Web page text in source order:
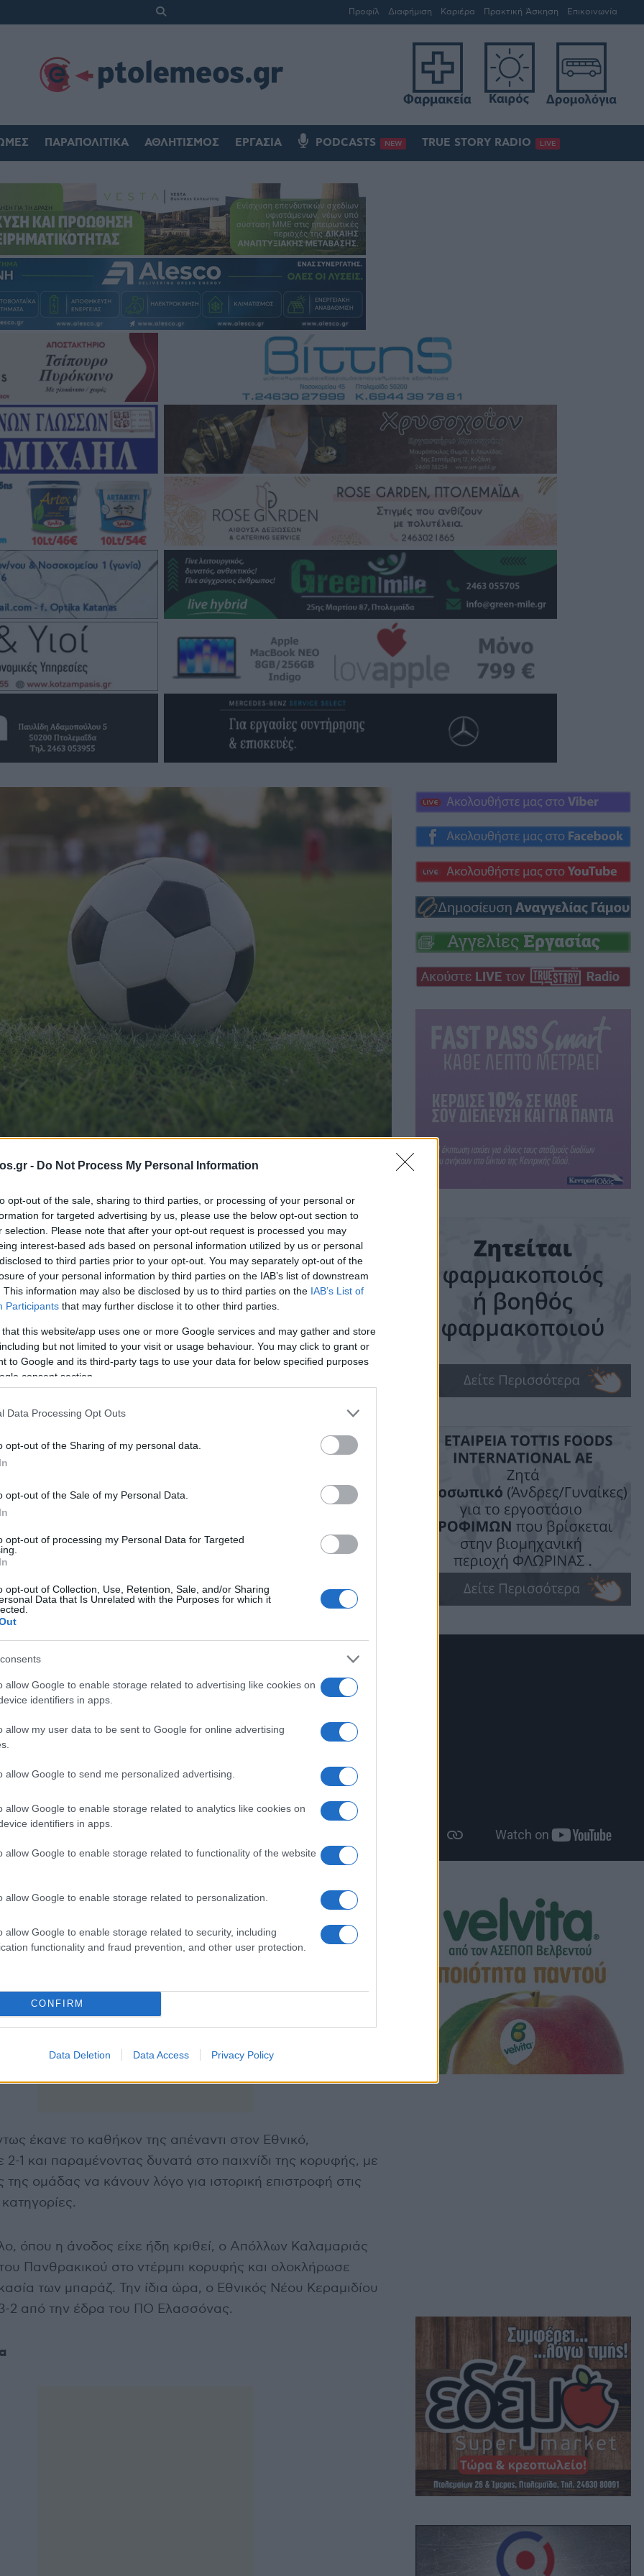
- Do Not Process My Personal Information
opt-out of the sale, sharing to third parties, or processing of your personal or
for targeted advertising by us, please use the below opt-out section to
selection. Please note that after your opt-out request is processed you may
interest-based ads based on personal information utilized by us or personal
to third parties prior to your opt-out. You may separately opt-out of the
of your personal information by third parties on the IAB’s list of downstream
This information may also be disclosed by us to third parties on the IAB’s List of
Participants that may further disclose it to other third parties.
that this website/app uses one or more Google services and may gather and store
but not limited to your visit or usage behaviour. You may click to grant or
to Google and its third-party tags to use your data for below specified purposes
consent section.
Data Processing Opt Outs
opt-out of the Sharing of my personal data.
opt-out of the Sale of my Personal Data.
opt-out of processing my Personal Data for Targeted
opt-out of Collection, Use, Retention, Sale, and/or Sharing
Data that Is Unrelated with the Purposes for which it
allow Google to enable storage related to advertising like cookies on
identifiers in apps.
allow my user data to be sent to Google for online advertising
allow Google to send me personalized advertising.
allow Google to enable storage related to analytics like cookies on
identifiers in apps.
allow Google to enable storage related to functionality of the website
allow Google to enable storage related to personalization.
allow Google to enable storage related to security, including
functionality and fraud prevention, and other user protection.
CONFIRM
Data Deletion Data Access Privacy Policy
Προφίλ Διαφήμιση Καριέρα Πρακτική Άσκηση Επικοινωνία
ΠΑΡΑΠΟΛΙΤΙΚΆ ΑΘΛΗΤΙΣΜΌΣ ΕΡΓΑΣΊΑ PODCASTS NEW TRUE STORY RADIO LIVE
Νότο: Ο ΠΑΣ
στο 90’ και
μπαράζ
και μάθετε πρώτοι όλες τις ειδήσεις!
καθυστερήσεις ο ΠΑΣ Πύργος
σπουδαίο «διπλό» από την
επικρατώντας 2-1 του Άρη και
φωτιά στα μπαράζ ανόδου. Οι
έφτασαν τους 8 βαθμούς, όσους έχουν
Άρης Πετρούπολης και Ζάκυνθος, με τη
άνοδο στη Super League 2 να
Νότιο όμιλο παραμένει ανοιχτή, καθώς όλα αναμένεται να
παιχνίδι που είχε σταματήσει λόγω ρίψης
εισιτήριο της ανόδου.
έκανε το καθήκον της απέναντι στον Εθνικό,
2-1 και παραμένοντας δυνατά στο παιχνίδι της κορυφής, με
ομάδας να κάνουν λόγο για ιστορική επιστροφή στις
όπου η άνοδος είχε ήδη κριθεί, ο Απόλλων Καλαμαριάς
Πανθρακικού στο ντέρμπι κορυφής και ολοκλήρωσε
των μπαράζ. Την ίδια ώρα, ο Εθνικός Νέου Κεραμιδίου
2 από την έδρα του ΠΟ Ελασσόνας.